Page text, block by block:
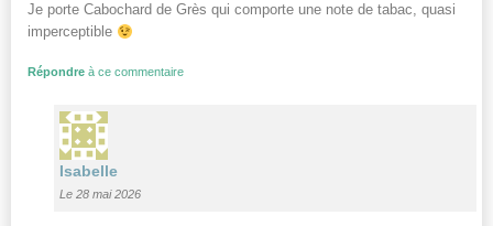
Je porte Cabochard de Grès qui comporte une note de tabac, quasi
imperceptible
Répondre à ce commentaire
Isabelle
Le 28 mai 2026